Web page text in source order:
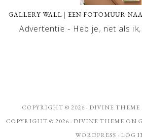
GALLERY WALL | EEN FOTOMUUR
Advertentie - Heb je, net als
COPYRIGHT © 2026 · DIVINE THEME
COPYRIGHT © 2026 · DIVINE THEME ON
WORDPRESS · LOG